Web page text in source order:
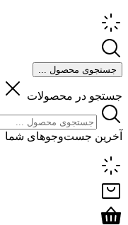
جستجوی محصول ...
جستجو در محصولات
آخرین جست‌وجوهای شما